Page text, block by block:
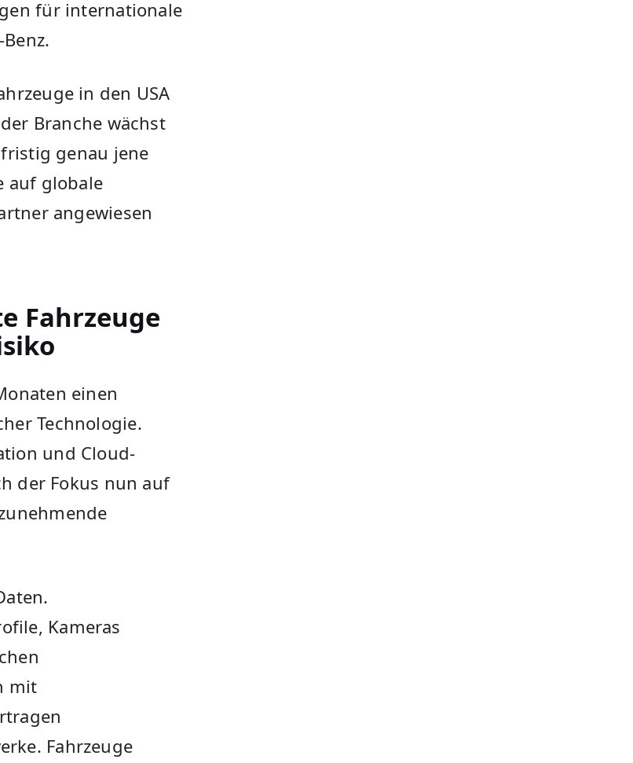
für internationale
in den USA
Branche wächst
genau jene
auf globale
angewiesen
Fahrzeuge
einen
Technologie.
und Cloud-
der Fokus nun auf
Kameras
mit
Fahrzeuge